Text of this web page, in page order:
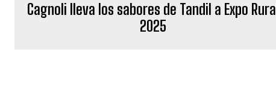
Cagnoli lleva los sabores de Tandil a Expo Rural
2025